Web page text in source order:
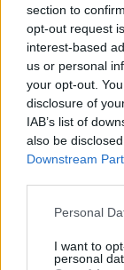
section to
opt-out request
interest-based
us or personal
your opt-out.
disclosure of
IAB’s list of
also be
Downstream
Please note
not limited to
grant or deny
Personal
I want to
personal
PIKNIK
Ahogy tavaszodik
támad kedve